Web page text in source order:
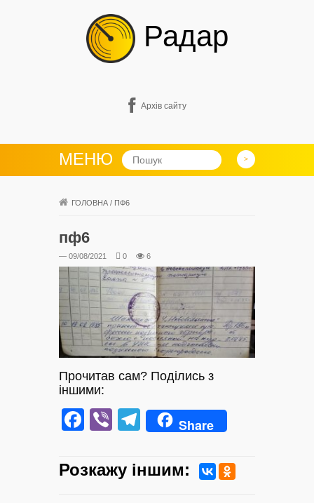
Радар
Архів сайту
МЕНЮ
ГОЛОВНА / ПФ6
пф6
— 09/08/2021 0 6
Прочитав сам? Поділись з
іншими:
Facebook
ViberTelegram
Share
Розкажу iншим: